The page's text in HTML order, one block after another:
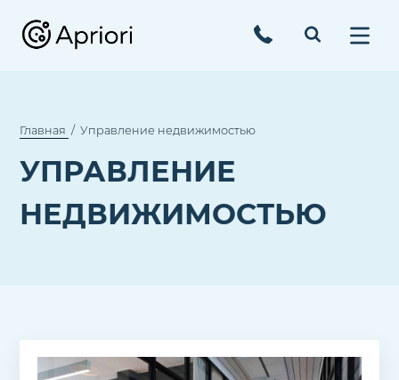
Главная Управление недвижимостью
УПРАВЛЕНИЕ
НЕДВИЖИМОСТЬЮ